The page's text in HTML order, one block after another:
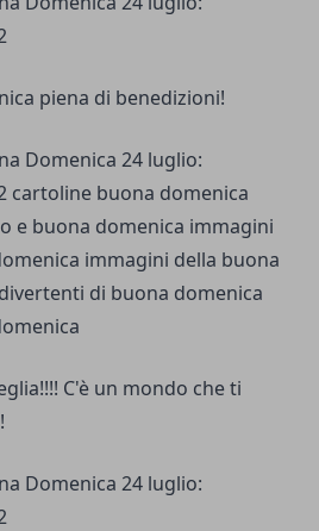
piena di benedizioni!
C'è un mondo che ti